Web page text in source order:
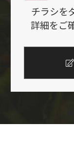
チラシを
詳細をご